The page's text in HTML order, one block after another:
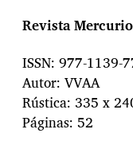
Revista
ISSN: 977-1139-
Autor: VVAA
Rústica: 335 x
Páginas: 52